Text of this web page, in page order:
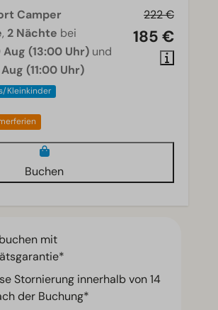
222 €
185 €
Camper
, 2 Nächte bei
Aug (13:00 Uhr) und
Aug (11:00 Uhr)
Kleinkinder
Buchen
mit
Stornierung innerhalb von 14
der Buchung*